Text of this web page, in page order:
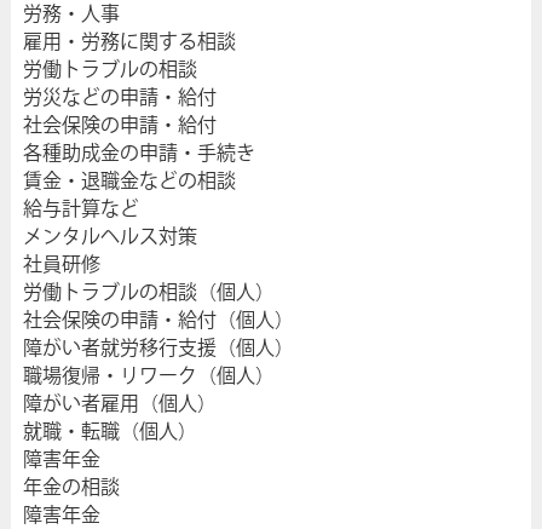
労務・人事
雇用・労務に関する相談
労働トラブルの相談
労災などの申請・給付
社会保険の申請・給付
各種助成金の申請・手続き
賃金・退職金などの相談
給与計算など
メンタルヘルス対策
社員研修
労働トラブルの相談（個人）
社会保険の申請・給付（個人）
障がい者就労移行支援（個人）
職場復帰・リワーク（個人）
障がい者雇用（個人）
就職・転職（個人）
障害年金
年金の相談
障害年金